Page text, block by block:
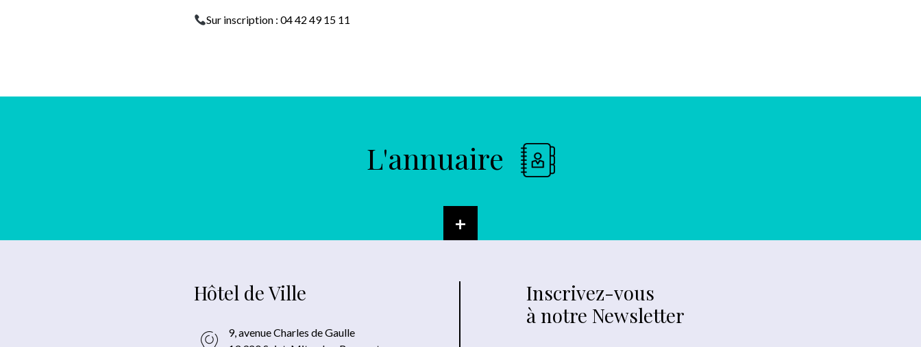
Sur inscription : 04 42 49 15 11
L'annuaire
+
Hôtel de Ville
9, avenue Charles de Gaulle
Inscrivez-vous
à notre Newsletter